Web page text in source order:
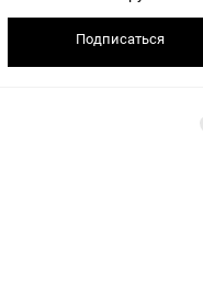
Подписаться